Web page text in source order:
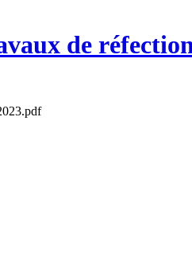
de